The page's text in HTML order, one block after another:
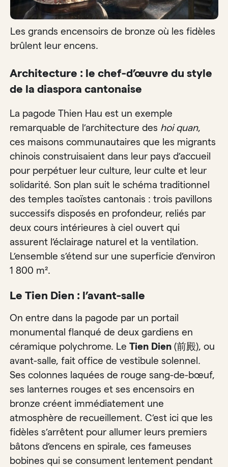
Les grands encensoirs de bronze où les fidèles
brûlent leur encens.
Architecture : le chef-d’œuvre du style
de la diaspora cantonaise
La pagode Thien Hau est un exemple
remarquable de l’architecture des hoi quan,
ces maisons communautaires que les migrants
chinois construisaient dans leur pays d’accueil
pour perpétuer leur culture, leur culte et leur
solidarité. Son plan suit le schéma traditionnel
des temples taoïstes cantonais : trois pavillons
successifs disposés en profondeur, reliés par
deux cours intérieures à ciel ouvert qui
assurent l’éclairage naturel et la ventilation.
L’ensemble s’étend sur une superficie d’environ
1 800 m².
Le Tien Dien : l’avant-salle
On entre dans la pagode par un portail
monumental flanqué de deux gardiens en
céramique polychrome. LeTien Dien (前殿), ou
avant-salle, fait office de vestibule solennel.
Ses colonnes laquées de rouge sang-de-bœuf,
ses lanternes rouges et ses encensoirs en
bronze créent immédiatement une
atmosphère de recueillement. C’est ici que les
fidèles s’arrêtent pour allumer leurs premiers
bâtons d’encens en spirale, ces fameuses
bobines qui se consument lentement pendant